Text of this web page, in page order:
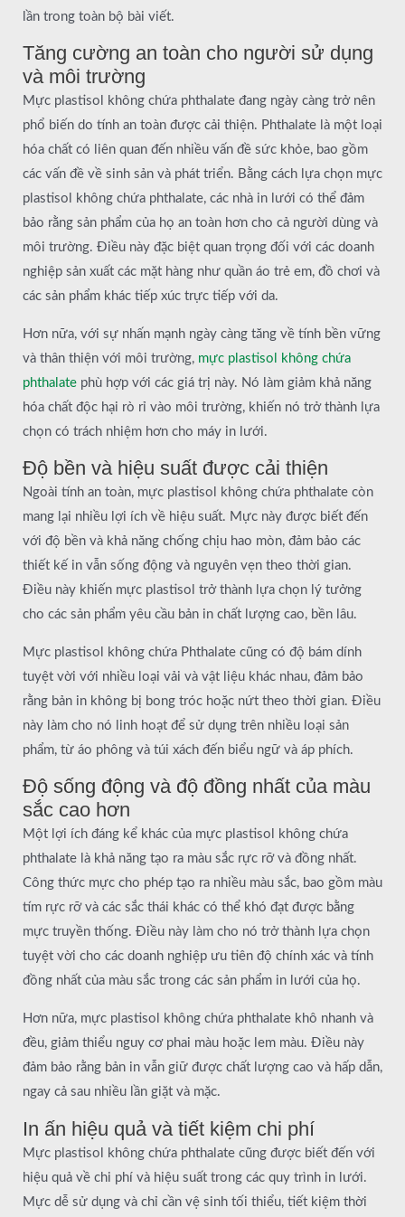
lần trong toàn bộ bài viết.
Tăng cường an toàn cho người sử dụng
và môi trường
Mực plastisol không chứa phthalate đang ngày càng trở nên
phổ biến do tính an toàn được cải thiện. Phthalate là một loại
hóa chất có liên quan đến nhiều vấn đề sức khỏe, bao gồm
các vấn đề về sinh sản và phát triển. Bằng cách lựa chọn mực
plastisol không chứa phthalate, các nhà in lưới có thể đảm
bảo rằng sản phẩm của họ an toàn hơn cho cả người dùng và
môi trường. Điều này đặc biệt quan trọng đối với các doanh
nghiệp sản xuất các mặt hàng như quần áo trẻ em, đồ chơi và
các sản phẩm khác tiếp xúc trực tiếp với da.
Hơn nữa, với sự nhấn mạnh ngày càng tăng về tính bền vững
và thân thiện với môi trường, mực plastisol không chứa
phthalate phù hợp với các giá trị này. Nó làm giảm khả năng
hóa chất độc hại rò rỉ vào môi trường, khiến nó trở thành lựa
chọn có trách nhiệm hơn cho máy in lưới.
Độ bền và hiệu suất được cải thiện
Ngoài tính an toàn, mực plastisol không chứa phthalate còn
mang lại nhiều lợi ích về hiệu suất. Mực này được biết đến
với độ bền và khả năng chống chịu hao mòn, đảm bảo các
thiết kế in vẫn sống động và nguyên vẹn theo thời gian.
Điều này khiến mực plastisol trở thành lựa chọn lý tưởng
cho các sản phẩm yêu cầu bản in chất lượng cao, bền lâu.
Mực plastisol không chứa Phthalate cũng có độ bám dính
tuyệt vời với nhiều loại vải và vật liệu khác nhau, đảm bảo
rằng bản in không bị bong tróc hoặc nứt theo thời gian. Điều
này làm cho nó linh hoạt để sử dụng trên nhiều loại sản
phẩm, từ áo phông và túi xách đến biểu ngữ và áp phích.
Độ sống động và độ đồng nhất của màu
sắc cao hơn
Một lợi ích đáng kể khác của mực plastisol không chứa
phthalate là khả năng tạo ra màu sắc rực rỡ và đồng nhất.
Công thức mực cho phép tạo ra nhiều màu sắc, bao gồm màu
tím rực rỡ và các sắc thái khác có thể khó đạt được bằng
mực truyền thống. Điều này làm cho nó trở thành lựa chọn
tuyệt vời cho các doanh nghiệp ưu tiên độ chính xác và tính
đồng nhất của màu sắc trong các sản phẩm in lưới của họ.
Hơn nữa, mực plastisol không chứa phthalate khô nhanh và
đều, giảm thiểu nguy cơ phai màu hoặc lem màu. Điều này
đảm bảo rằng bản in vẫn giữ được chất lượng cao và hấp dẫn,
ngay cả sau nhiều lần giặt và mặc.
In ấn hiệu quả và tiết kiệm chi phí
Mực plastisol không chứa phthalate cũng được biết đến với
hiệu quả về chi phí và hiệu suất trong các quy trình in lưới.
Mực dễ sử dụng và chỉ cần vệ sinh tối thiểu, tiết kiệm thời